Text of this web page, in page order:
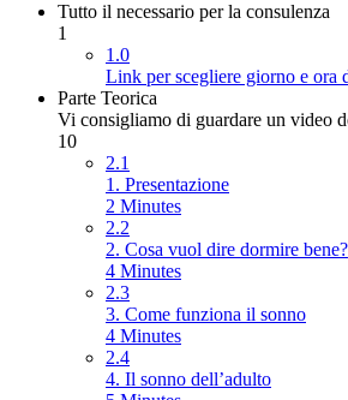
Tutto il necessario per la consulenza
1
1.0
Link per scegliere giorno e ora
Parte Teorica
Vi consigliamo di guardare un video
10
2.1
1. Presentazione
2 Minutes
2.2
2. Cosa vuol dire dormire bene?
4 Minutes
2.3
3. Come funziona il sonno
4 Minutes
2.4
4. Il sonno dell’adulto